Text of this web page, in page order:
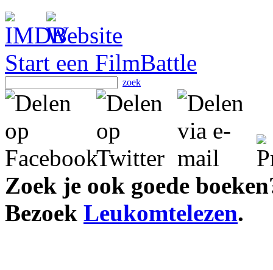
Start een FilmBattle
zoek
Zoek je ook goede
Bezoek Leukomtelezen.